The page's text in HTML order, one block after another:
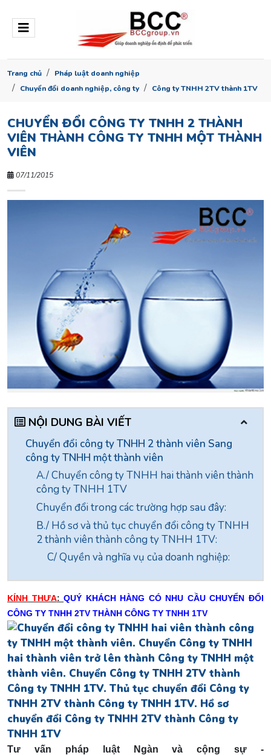
Trang chủ
Pháp luật doanh nghiệp
Chuyển đổi doanh nghiệp, công ty
Công ty TNHH 2TV thành 1TV
CHUYỂN ĐỔI CÔNG TY TNHH 2 THÀNH
VIÊN THÀNH CÔNG TY TNHH MỘT THÀNH
VIÊN
07/11/2015
NỘI DUNG BÀI VIẾT
Chuyển đổi công ty TNHH 2 thành viên Sang
công ty TNHH một thành viên
A./ Chuyển công ty TNHH hai thành viên thành
công ty TNHH 1TV
Chuyển đổi trong các trường hợp sau đây:
B./ Hồ sơ và thủ tục chuyển đổi công ty TNHH
2 thành viên thành công ty TNHH 1TV:
C/ Quyền và nghĩa vụ của doanh nghiệp:
KÍNH THƯA:QUÝ KHÁCH HÀNG CÓ NHU CẦU CHUYỂN ĐỔI
CÔNG TY TNHH 2TV THÀNH CÔNG TY TNHH 1TV
Tư vấn pháp luật Ngàn và cộng sự -